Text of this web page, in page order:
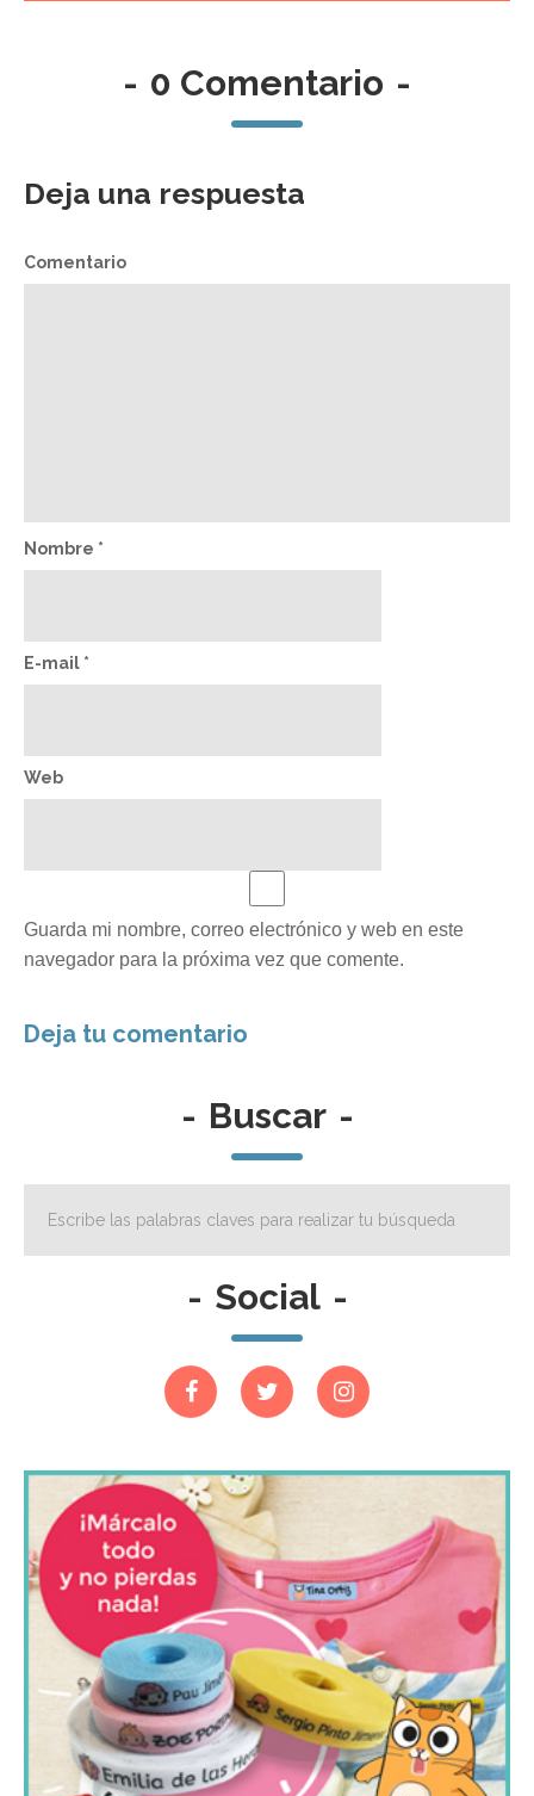
- 0 Comentario -
Deja una respuesta
Comentario
Nombre *
E-mail *
Web
Guarda mi nombre, correo electrónico y web en este
navegador para la próxima vez que comente.
- Buscar -
- Social -